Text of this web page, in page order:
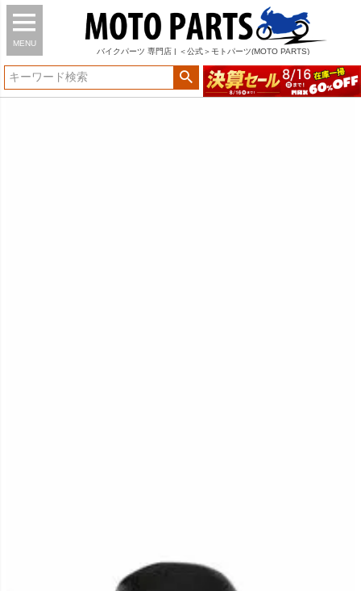
MENU
バイク パーツ 専門店 | ＜公式＞モトパーツ(MOTO PARTS)